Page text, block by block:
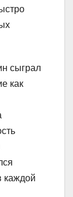
сыграл
как
каждой